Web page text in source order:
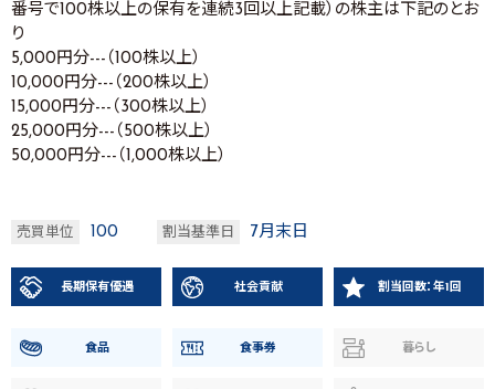
番号で100株以上の保有を連続3回以上記載）の株主は下記のとお
り
5,000円分---（100株以上）
10,000円分---（200株以上）
15,000円分---（300株以上）
25,000円分---（500株以上）
50,000円分---（1,000株以上）
売買単位 100 割当基準日 7月末日
長期保有優遇 社会貢献 割当回数：年1回
食品 食事券 暮らし